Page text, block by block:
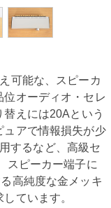
可能な、スピーカ
オーディオ・セレ
えには20Aという
ュアで情報損失が少
するなど、高級セ
スピーカー端子に
高純度な金メッキ
ています。